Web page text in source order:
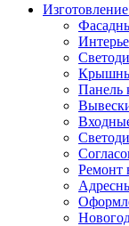
Панель
Ремонт